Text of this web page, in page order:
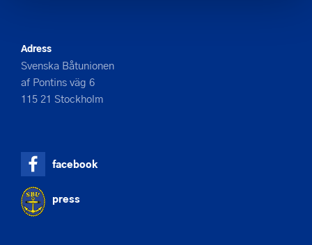
Adress
Svenska Båtunionen
af Pontins väg 6
115 21 Stockholm
facebook
press